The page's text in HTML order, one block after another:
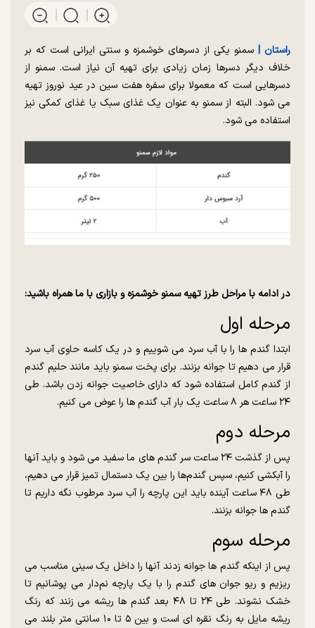
راستان | سمنو یکی از دسرهای خوشمزه و سنتی ایرانی است که بر
خلاف دیگر دسرها زمان زیادی برای تهیه آن نیاز است. سمنو از
دسرهایی است که معمولا برای سفره هفت سین در عید نوروز تهیه
می شود. البته از سمنو به عنوان یک غذای سبک یا غذای کمکی نیز
استفاده می شود.
در ادامه با مراحل طرز تهیه سمنو خوشمزه و بازاری با ما همراه باشید:‌
مرحله اول
ابتدا گندم ها را با آب سرد می شوییم و در یک کاسه حاوی آب سرد
قرار می دهیم تا جوانه بزنند. برای پخت سمنو باید مانند حلیم گندم
از گندم کامل استفاده شود که دارای خاصیت جوانه زدن باشد. طی
۲۴ ساعت هر ۸ ساعت یک بار آب گندم ها را عوض می کنیم.
مرحله دوم
پس از گذشت ۲۴ ساعت سر گندم های ما سفید می شود و باید آنها
را آبکشی کنیم، سپس گندم‌ها را بین یک دستمال تمیز قرار می دهیم،
طی ۴۸ ساعت آینده باید این پارچه را آب سرد مرطوب نگه داریم تا
گندم ها جوانه بزنند.
مرحله سوم
پس از اینکه گندم ها جوانه زدند آنها را داخل یک سینی مناسب می
ریزیم و ریو جوان های گندم را با یک پارچه نم‌دار می پوشانیم تا
خشک نشوند. طی ۲۴ تا ۴۸ بعد گندم ها ریشه می زنند که رنگ
ریشه مایل به رنگ نقره ای است و بین ۵ تا ۱۰ سانتی متر بلند می